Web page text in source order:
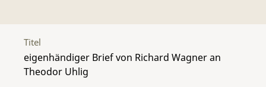
Titel
eigenhändiger Brief von Richard Wagner an
Theodor Uhlig